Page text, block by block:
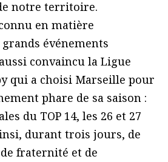
notre territoire.
en matière
événements
convaincu la Ligue
qui a choisi Marseille pour
phare de sa saison :
du TOP 14, les 26 et 27
durant trois jours, de
fraternité et de